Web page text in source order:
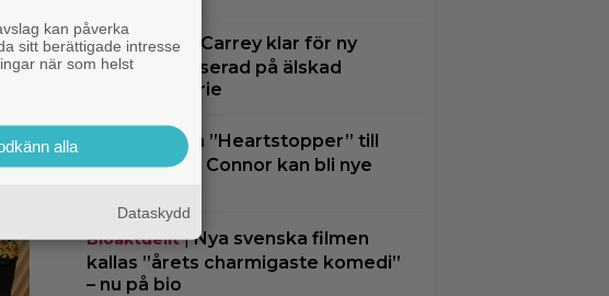
Casting|Jim Carrey klar för ny
långfilm – baserad på älskad
animerad serie
Från ”Heartstopper” till
”X-Men”? Kit Connor kan bli nye
Bioaktuellt|Nya svenska filmen
kallas ”årets charmigaste komedi”
– nu på bio
kan påverka
sitt berättigade intresse
när som helst
alla
Dataskydd